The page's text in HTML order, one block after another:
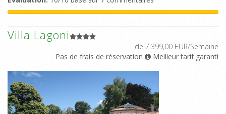
Villa Lagoni
de 7.399,00 EUR/Semaine
Pas de frais de réservation
Meilleur tarif garanti